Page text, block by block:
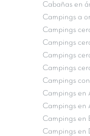
Cabañas en
Campings a
Campings
Campings
Campings
Campings
Campings
Campings en
Campings en
Campings en
Campings en